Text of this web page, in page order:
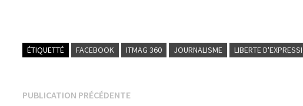
ÉTIQUETTÉ FACEBOOK ITMAG 360 JOURNALISME LIBERTE
Navigation
PUBLICATION PRÉCÉDENTEPublication